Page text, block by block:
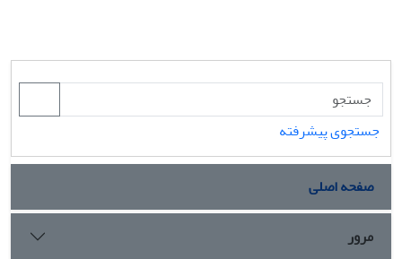
جستجوی پیشرفته
صفحه اصلی
مرور